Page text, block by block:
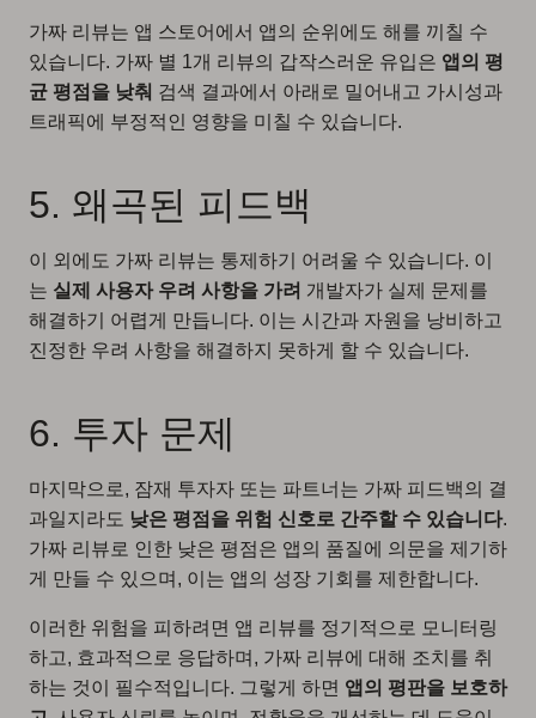
가짜 리뷰는 앱 스토어에서 앱의 순위에도 해를 끼칠 수
있습니다. 가짜 별 1개 리뷰의 갑작스러운 유입은 앱의 평
균 평점을 낮춰 검색 결과에서 아래로 밀어내고 가시성과
트래픽에 부정적인 영향을 미칠 수 있습니다.
5. 왜곡된 피드백
이 외에도 가짜 리뷰는 통제하기 어려울 수 있습니다. 이
는 실제 사용자 우려 사항을 가려 개발자가 실제 문제를
해결하기 어렵게 만듭니다. 이는 시간과 자원을 낭비하고
진정한 우려 사항을 해결하지 못하게 할 수 있습니다.
6. 투자 문제
마지막으로, 잠재 투자자 또는 파트너는 가짜 피드백의 결
과일지라도 낮은 평점을 위험 신호로 간주할 수 있습니다.
가짜 리뷰로 인한 낮은 평점은 앱의 품질에 의문을 제기하
게 만들 수 있으며, 이는 앱의 성장 기회를 제한합니다.
이러한 위험을 피하려면 앱 리뷰를 정기적으로 모니터링
하고, 효과적으로 응답하며, 가짜 리뷰에 대해 조치를 취
하는 것이 필수적입니다. 그렇게 하면 앱의 평판을 보호하